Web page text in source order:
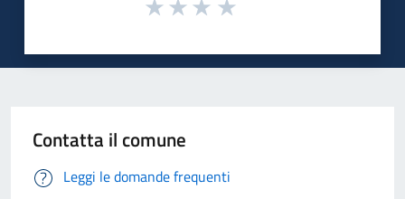
Contatta il comune
Leggi le domande frequenti